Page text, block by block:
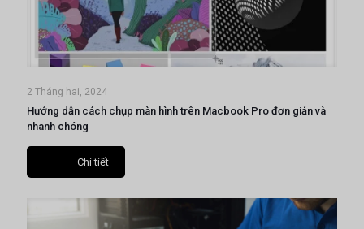
2 Tháng hai, 2024
Hướng dẫn cách chụp màn hình trên Macbook Pro đơn giản và
nhanh chóng
Chi tiết